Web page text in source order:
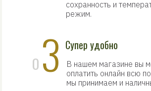
сохранность и
режим.
3
0
Супер удобно
В нашем магазине вы
оплатить онлайн всю
мы принимаем и